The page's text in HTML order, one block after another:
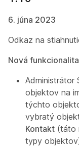
6. júna 2023
Odkaz na
Nová funkcionalita
Administrátor
objektov na
týchto
vybratý
Kontakt (táto
typy